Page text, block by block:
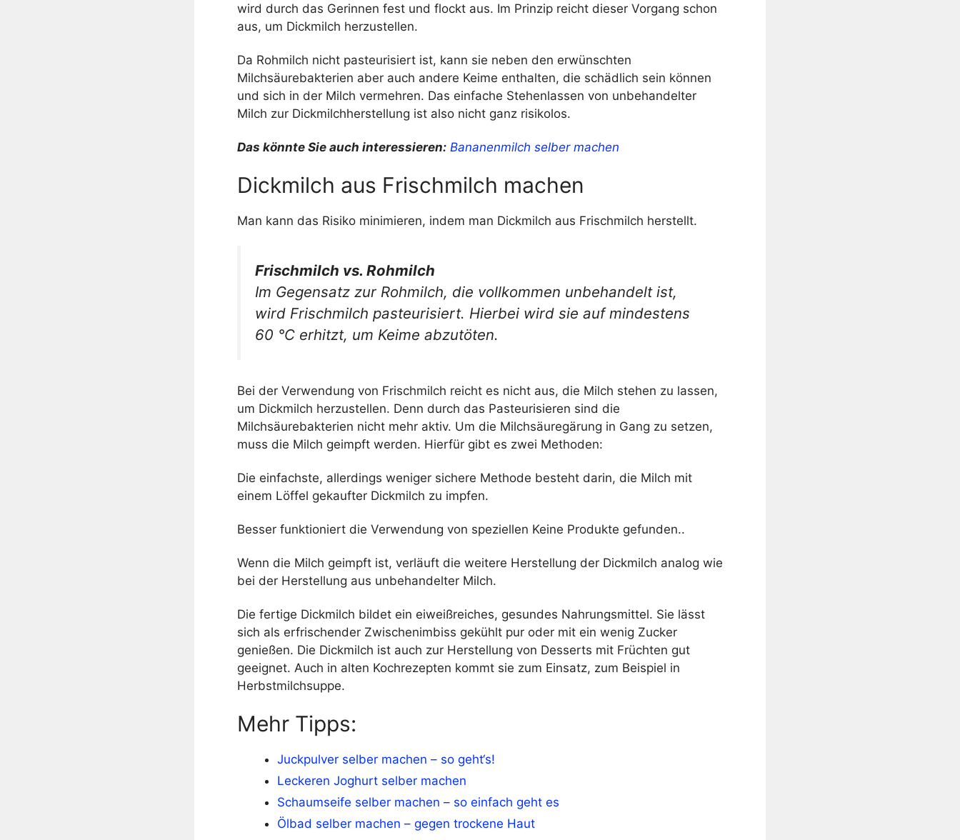
wird durch das Gerinnen fest und flockt aus. Im Prinzip reicht dieser Vorgang schon
aus, um Dickmilch herzustellen.
Da Rohmilch nicht pasteurisiert ist, kann sie neben den erwünschten
Milchsäurebakterien aber auch andere Keime enthalten, die schädlich sein können
und sich in der Milch vermehren. Das einfache Stehenlassen von unbehandelter
Milch zur Dickmilchherstellung ist also nicht ganz risikolos.
Das könnte Sie auch interessieren: Bananenmilch selber machen
Dickmilch aus Frischmilch machen
Man kann das Risiko minimieren, indem man Dickmilch aus Frischmilch herstellt.
Frischmilch vs. Rohmilch
Im Gegensatz zur Rohmilch, die vollkommen unbehandelt ist,
wird Frischmilch pasteurisiert. Hierbei wird sie auf mindestens
60 °C erhitzt, um Keime abzutöten.
Bei der Verwendung von Frischmilch reicht es nicht aus, die Milch stehen zu lassen,
um Dickmilch herzustellen. Denn durch das Pasteurisieren sind die
Milchsäurebakterien nicht mehr aktiv. Um die Milchsäuregärung in Gang zu setzen,
muss die Milch geimpft werden. Hierfür gibt es zwei Methoden:
Die einfachste, allerdings weniger sichere Methode besteht darin, die Milch mit
einem Löffel gekaufter Dickmilch zu impfen.
Besser funktioniert die Verwendung von speziellen Keine Produkte gefunden..
Wenn die Milch geimpft ist, verläuft die weitere Herstellung der Dickmilch analog wie
bei der Herstellung aus unbehandelter Milch.
Die fertige Dickmilch bildet ein eiweißreiches, gesundes Nahrungsmittel. Sie lässt
sich als erfrischender Zwischenimbiss gekühlt pur oder mit ein wenig Zucker
genießen. Die Dickmilch ist auch zur Herstellung von Desserts mit Früchten gut
geeignet. Auch in alten Kochrezepten kommt sie zum Einsatz, zum Beispiel in
Herbstmilchsuppe.
Mehr Tipps:
Juckpulver selber machen – so geht‘s!
Leckeren Joghurt selber machen
Schaumseife selber machen – so einfach geht es
Ölbad selber machen – gegen trockene Haut